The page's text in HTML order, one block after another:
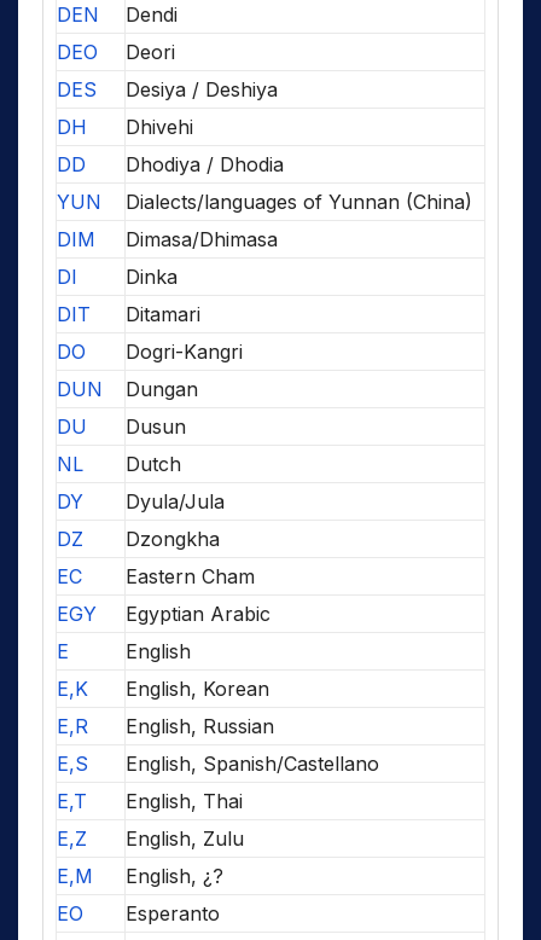
DEN
Dendi
DEO
Deori
DES
Desiya / Deshiya
DH
Dhivehi
DD
Dhodiya / Dhodia
YUN
Dialects/languages of Yunnan (China)
DIM
Dimasa/Dhimasa
DI
Dinka
DIT
Ditamari
DO
Dogri-Kangri
DUN
Dungan
DU
Dusun
NL
Dutch
DY
Dyula/Jula
DZ
Dzongkha
EC
Eastern Cham
EGY
Egyptian Arabic
E
English
E,K
English, Korean
E,R
English, Russian
E,S
English, Spanish/Castellano
E,T
English, Thai
E,Z
English, Zulu
E,M
English, ¿?
EO
Esperanto